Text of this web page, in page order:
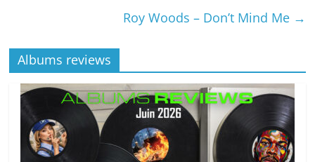
Roy Woods – Don’t Mind Me →
Albums reviews